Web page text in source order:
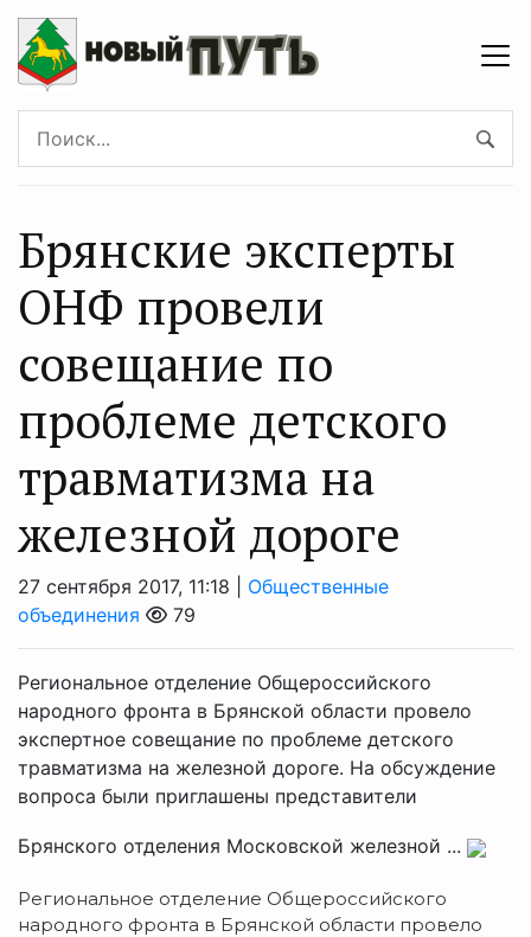
Брянские эксперты
ОНФ провели
совещание по
проблеме детского
травматизма на
железной дороге
27 сентября 2017, 11:18 | Общественные
объединения
79
Региональное отделение Общероссийского
народного фронта в Брянской области провело
экспертное совещание по проблеме детского
травматизма на железной дороге. На обсуждение
вопроса были приглашены представители
Брянского отделения Московской железной ...
Региональное отделение Общероссийского
народного фронта в Брянской области провело